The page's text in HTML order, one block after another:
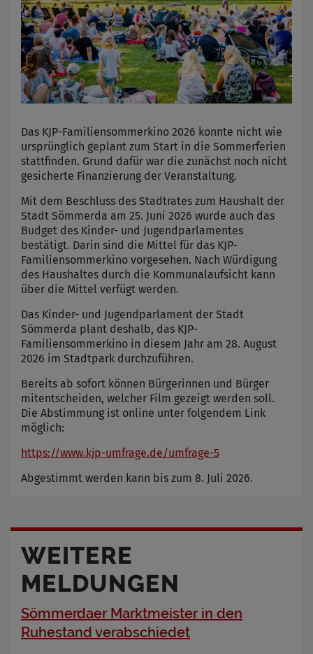
Das KJP-Familiensommerkino 2026 konnte nicht wie
ursprünglich geplant zum Start in die Sommerferien
stattfinden. Grund dafür war die zunächst noch nicht
gesicherte Finanzierung der Veranstaltung.
Mit dem Beschluss des Stadtrates zum Haushalt der
Stadt Sömmerda am 25. Juni 2026 wurde auch das
Budget des Kinder- und Jugendparlamentes
bestätigt. Darin sind die Mittel für das KJP-
Familiensommerkino vorgesehen. Nach Würdigung
des Haushaltes durch die Kommunalaufsicht kann
über die Mittel verfügt werden.
Das Kinder- und Jugendparlament der Stadt
Sömmerda plant deshalb, das KJP-
Familiensommerkino in diesem Jahr am 28. August
2026 im Stadtpark durchzuführen.
Bereits ab sofort können Bürgerinnen und Bürger
mitentscheiden, welcher Film gezeigt werden soll.
Die Abstimmung ist online unter folgendem Link
möglich:
https://www.kjp-umfrage.de/umfrage-5
Abgestimmt werden kann bis zum 8. Juli 2026.
WEITERE
MELDUNGEN
Sömmerdaer Marktmeister in den
Ruhestand verabschiedet